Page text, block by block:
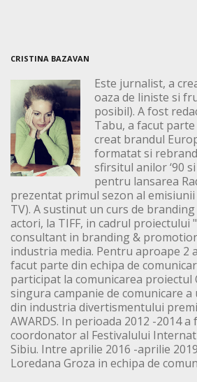
CRISTINA BAZAVAN
Este jurnalist, a
oaza de liniste si
posibil). A fost
Tabu, a facut
creat brandul
formatat si
sfirsitul anilor ‘90
pentru lansarea
prezentat primul sezon al emisiunii
TV). A sustinut un curs de
actori, la TIFF, in cadrul proiectului
consultant in branding &
industria media. Pentru aproape 2
facut parte din echipa de
participat la comunicarea
singura campanie de comunicare
din industria divertismentului
AWARDS. In perioada 2012 -2014
coordonator al Festivalului
Sibiu. Intre aprilie 2016 -aprilie
Loredana Groza in echipa de